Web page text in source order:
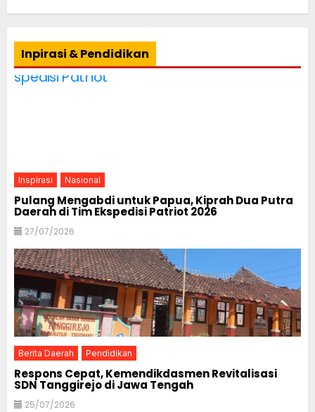
Inpirasi & Pendidikan
Inspirasi Nasional
Pulang Mengabdi untuk Papua, Kiprah Dua Putra
Daerah di Tim Ekspedisi Patriot 2026
27/07/2026
Berita Daerah Pendidikan
Respons Cepat, Kemendikdasmen Revitalisasi
SDN Tanggirejo di Jawa Tengah
25/07/2026